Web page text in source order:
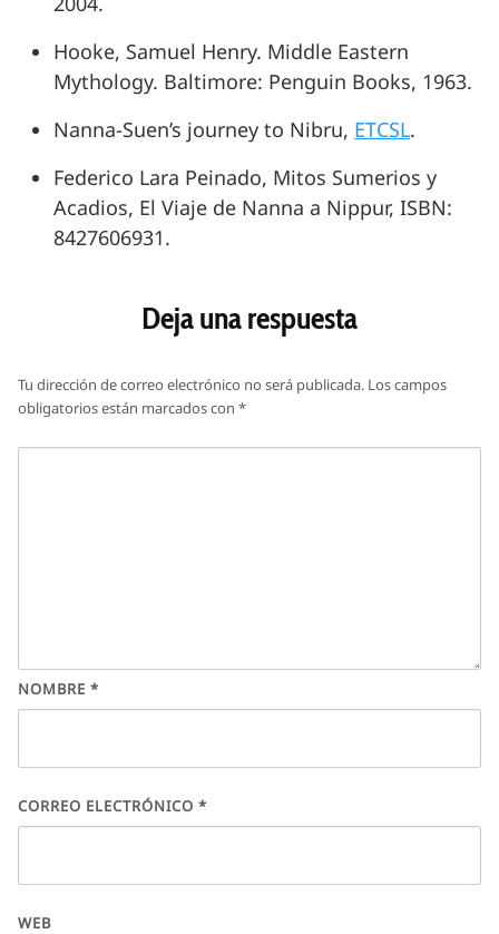
Hooke, Samuel Henry. Middle Eastern
Mythology. Baltimore: Penguin Books, 1963.
Nanna-Suen’s journey to Nibru, ETCSL.
Federico Lara Peinado, Mitos Sumerios y
Acadios, El Viaje de Nanna a Nippur, ISBN:
8427606931.
Deja una respuesta
Tu dirección de correo electrónico no será publicada. Los campos
obligatorios están marcados con *
NOMBRE *
CORREO ELECTRÓNICO *
WEB